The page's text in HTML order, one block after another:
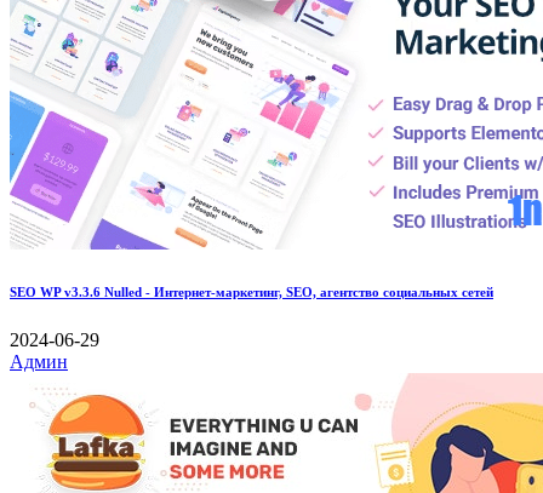
SEO WP v3.3.6 Nulled - Интернет-маркетинг, SEO, агентство социальных сетей
2024-06-29
Админ